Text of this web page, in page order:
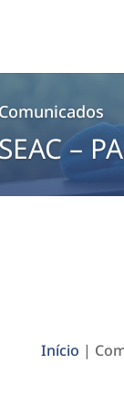
– PA
Início |